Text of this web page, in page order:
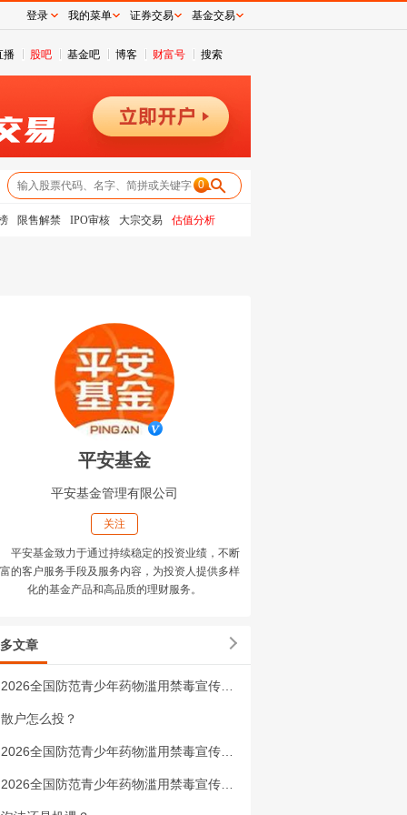
播 股吧 基金吧 博客 财富号 搜索
0
限售解禁 IPO审核 大宗交易 估值分析
平安基金
平安基金管理有限公司
关注
平安基金致力于通过持续稳定的投资业绩，不断
的客户服务手段及服务内容，为投资人提供多样
化的基金产品和高品质的理财服务。
文章
散户怎么投？
登录 我的菜单 证券交易 基金交易